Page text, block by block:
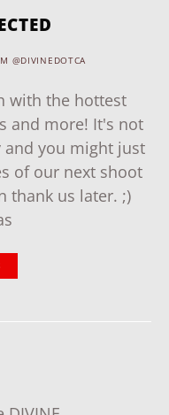
@DIVINEDOTCA
with the hottest
and more! It's not
you might just
of our next shoot
thank us later. ;)